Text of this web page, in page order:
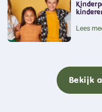
Lees
Bekijk